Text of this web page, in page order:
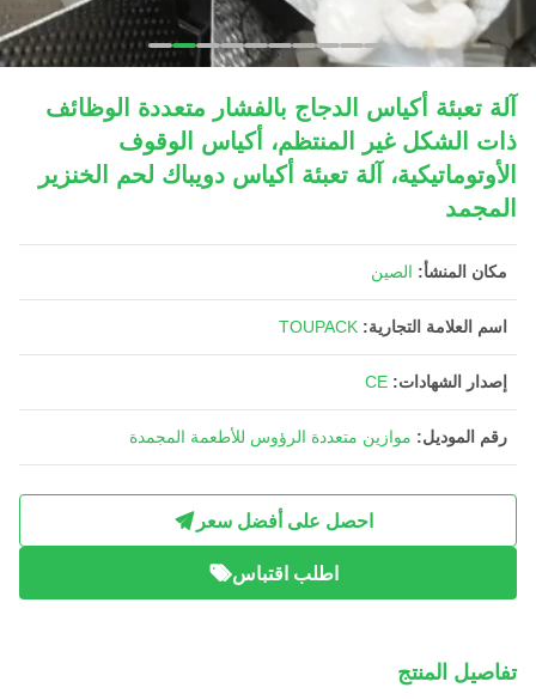
آلة تعبئة أكياس الدجاج بالفشار متعددة الوظائف
ذات الشكل غير المنتظم، أكياس الوقوف
الأوتوماتيكية، آلة تعبئة أكياس دويباك لحم الخنزير
المجمد
مكان المنشأ: الصين
اسم العلامة التجارية: TOUPACK
إصدار الشهادات: CE
رقم الموديل: موازين متعددة الرؤوس للأطعمة المجمدة
احصل على أفضل سعر
اطلب اقتباس
تفاصيل المنتج